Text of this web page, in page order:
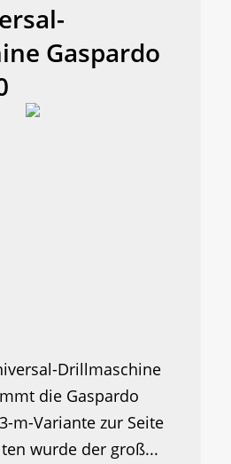
Gaspardo
Drillmaschine
die Gaspardo
m-Variante zur Seite
wurde der groß...